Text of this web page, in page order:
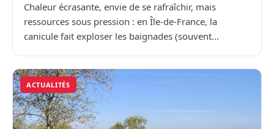
Chaleur écrasante, envie de se rafraîchir, mais
ressources sous pression : en Île-de-France, la
canicule fait exploser les baignades (souvent…
ACTUALITÉS